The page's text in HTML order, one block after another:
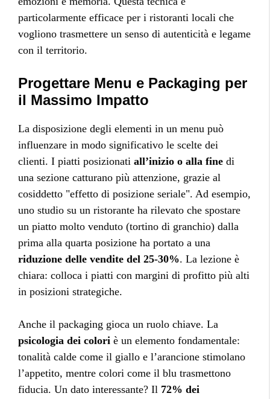
particolarmente efficace per i ristoranti locali che
vogliono trasmettere un senso di autenticità e legame
con il territorio.
Progettare Menu e Packaging per
il Massimo Impatto
La disposizione degli elementi in un menu può
influenzare in modo significativo le scelte dei
clienti. I piatti posizionati all’inizio o alla fine di
una sezione catturano più attenzione, grazie al
cosiddetto "effetto di posizione seriale". Ad esempio,
uno studio su un ristorante ha rilevato che spostare
un piatto molto venduto (tortino di granchio) dalla
prima alla quarta posizione ha portato a una
riduzione delle vendite del 25-30%. La lezione è
chiara: colloca i piatti con margini di profitto più alti
in posizioni strategiche.
Anche il packaging gioca un ruolo chiave. La
psicologia dei colori è un elemento fondamentale:
tonalità calde come il giallo e l’arancione stimolano
l’appetito, mentre colori come il blu trasmettono
fiducia. Un dato interessante? Il 72% dei